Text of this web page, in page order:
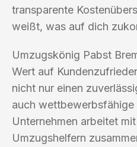
transparente
weißt, was auf dich
Umzugskönig Pabst
Wert auf
nicht nur einen
auch wettbewerbsfähige
Unternehmen arbeitet
Umzugshelfern